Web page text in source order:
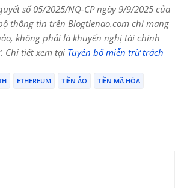
số 05/2025/NQ-CP ngày 9/9/2025 của
thông tin trên Blogtienao.com chỉ mang
không phải là khuyến nghị tài chính
Chi tiết xem tại Tuyên bố miễn trừ trách
ETHEREUM TIỀN ẢO
TIỀN MÃ HÓA